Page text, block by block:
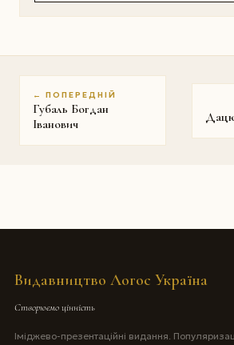
← ПОПЕРЕДНІЙ
Губаль Богдан
Іванович
Видавництво Логос Україна
Створюємо цінність
Іміджево-презентаційні видання.